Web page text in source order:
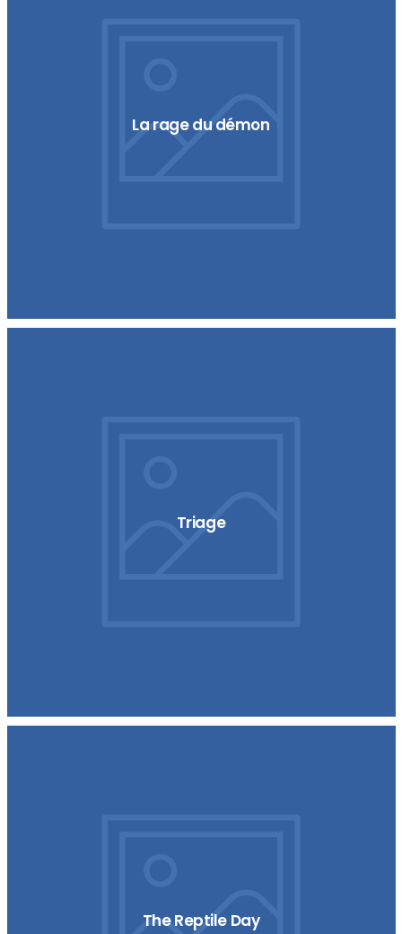
La rage du démon
Triage
The Reptile Day